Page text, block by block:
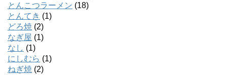
とんこつラーメン (18)
とんてき (1)
どろ焼 (2)
なぎ屋 (1)
なし (1)
にしむら (1)
ねぎ焼 (2)